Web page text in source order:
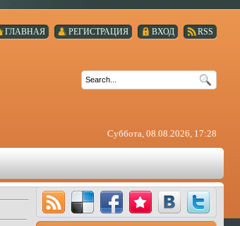
RSS
ВХОД
РЕГИСТРАЦИЯ
ГЛАВНАЯ
Суббота, 08.08.2026, 17:28